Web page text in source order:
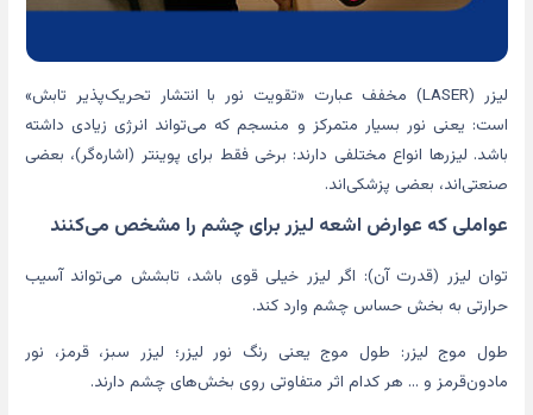
لیزر (LASER) مخفف عبارت «تقویت نور با انتشار تحریک‌پذیر تابش»
است: یعنی نور بسیار متمرکز و منسجم که می‌تواند انرژی زیادی داشته
باشد. لیزرها انواع مختلفی دارند: برخی فقط برای پوینتر (اشاره‌گر)، بعضی
صنعتی‌اند، بعضی پزشکی‌اند.
عواملی که عوارض اشعه لیزر برای چشم را مشخص می‌کنند
توان لیزر (قدرت آن): اگر لیزر خیلی قوی باشد، تابشش می‌تواند آسیب
حرارتی به بخش حساس چشم وارد کند.
طول موج لیزر: طول موج یعنی رنگ نور لیزر؛ لیزر سبز، قرمز، نور
مادون‌قرمز و … هر کدام اثر متفاوتی روی ‌بخش‌های چشم دارند.